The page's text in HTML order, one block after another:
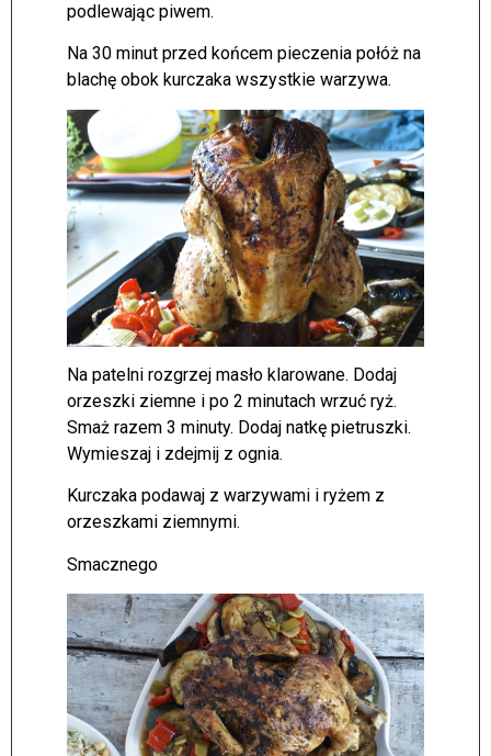
podlewając piwem.
Na 30 minut przed końcem pieczenia połóż na
blachę obok kurczaka wszystkie warzywa.
Na patelni rozgrzej masło klarowane. Dodaj
orzeszki ziemne i po 2 minutach wrzuć ryż.
Smaż razem 3 minuty. Dodaj natkę pietruszki.
Wymieszaj i zdejmij z ognia.
Kurczaka podawaj z warzywami i ryżem z
orzeszkami ziemnymi.
Smacznego